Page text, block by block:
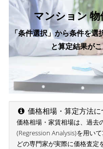
マンション
「条件選択」から条件を
と算定結果が
価格相場・算定方法に
価格相場・家賃相場は、過去
(Regression Analysis)を用い
どの専門家が実際に価格査定